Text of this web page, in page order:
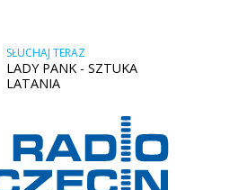
SŁUCHAJ TERAZ
LADY PANK - SZTUKA
LATANIA